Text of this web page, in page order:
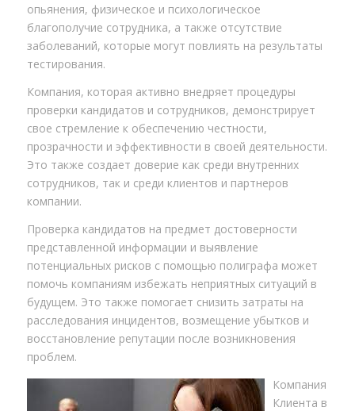
опьянения, физическое и психологическое
благополучие сотрудника, а также отсутствие
заболеваний, которые могут повлиять на результаты
тестирования.
Компания, которая активно внедряет процедуры
проверки кандидатов и сотрудников, демонстрирует
свое стремление к обеспечению честности,
прозрачности и эффективности в своей деятельности.
Это также создает доверие как среди внутренних
сотрудников, так и среди клиентов и партнеров
компании.
Проверка кандидатов на предмет достоверности
представленной информации и выявление
потенциальных рисков с помощью полиграфа может
помочь компаниям избежать неприятных ситуаций в
будущем. Это также помогает снизить затраты на
расследования инцидентов, возмещение убытков и
восстановление репутации после возникновения
проблем.
Компания
Клиента в